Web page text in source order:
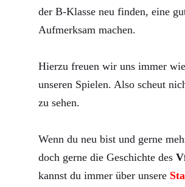
der B-Klasse neu finden, eine
Aufmerksam machen.
Hierzu freuen wir uns immer
unseren Spielen. Also scheut
zu sehen.
Wenn du neu bist und gerne
doch gerne die Geschichte des
kannst du immer über unsere